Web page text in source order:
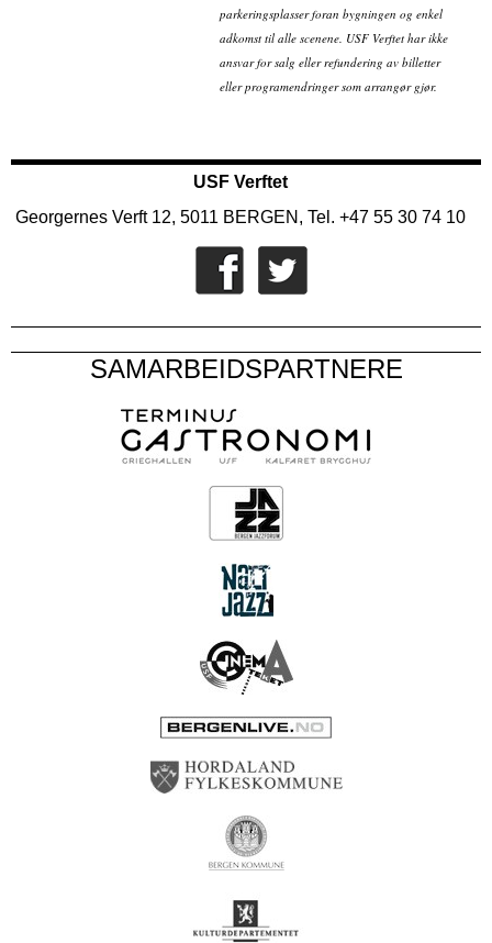
parkeringsplasser foran bygningen og enkel
adkomst til alle scenene. USF Verftet har ikke
ansvar for salg eller refundering av billetter
eller programendringer som arrangør gjør.
USF Verftet
Georgernes Verft 12, 5011 BERGEN, Tel. +47 55 30 74 10
SAMARBEIDSPARTNERE